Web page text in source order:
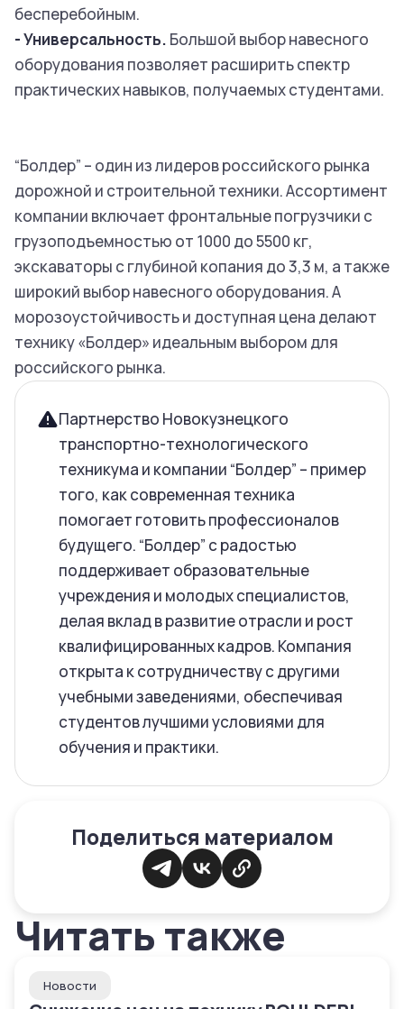
бесперебойным.
- Универсальность. Большой выбор навесного
оборудования позволяет расширить спектр
практических навыков, получаемых студентами.
“Болдер” – один из лидеров российского рынка
дорожной и строительной техники. Ассортимент
компании включает фронтальные погрузчики с
грузоподъемностью от 1000 до 5500 кг,
экскаваторы с глубиной копания до 3,3 м, а также
широкий выбор навесного оборудования. А
морозоустойчивость и доступная цена делают
технику «Болдер» идеальным выбором для
российского рынка.
Партнерство Новокузнецкого
транспортно-технологического
техникума и компании “Болдер” – пример
того, как современная техника
помогает готовить профессионалов
будущего. “Болдер” с радостью
поддерживает образовательные
учреждения и молодых специалистов,
делая вклад в развитие отрасли и рост
квалифицированных кадров. Компания
открыта к сотрудничеству с другими
учебными заведениями, обеспечивая
студентов лучшими условиями для
обучения и практики.
Поделиться материалом
Читать также
Новости